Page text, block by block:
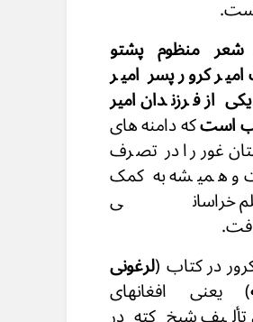
شعر منظوم پشتو
کرور پسر امیر
از فرزندان امیر
استکه دامنه های
غور را در تصرف
و همیشه به کمک
خراسانی
در کتاب (لرغونی
) یعنی افغانهای